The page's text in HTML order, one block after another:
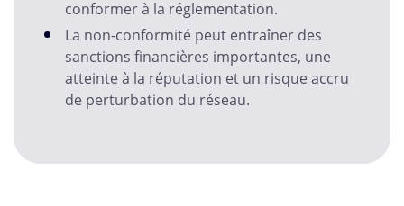
conformer à la réglementation.
La non-conformité peut entraîner des
sanctions financières importantes, une
atteinte à la réputation et un risque accru
de perturbation du réseau.